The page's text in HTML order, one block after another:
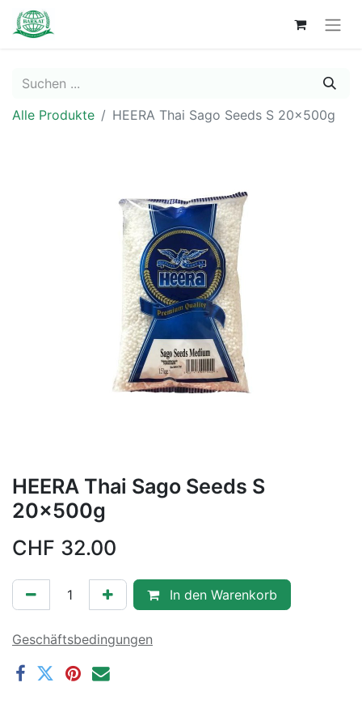
Alle Produkte HEERA Thai Sago Seeds S 20x500g
HEERA Thai Sago Seeds S
20x500g
CHF 32.00
In den Warenkorb
Geschäftsbedingungen